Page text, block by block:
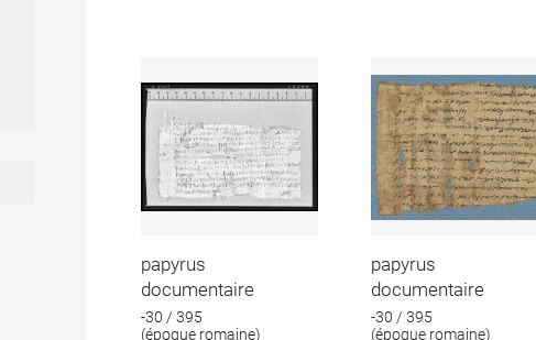
papyrus
documentaire
-30 / 395
(époque romaine)
papyrus
documentaire
-30 / 395
(époque romaine)